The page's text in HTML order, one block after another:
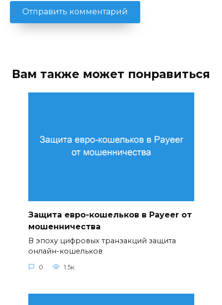
Вам также может понравиться
Защита евро-кошельков в Payeer от
мошенничества
В эпоху цифровых транзакций защита
онлайн-кошельков
0 1.5к.